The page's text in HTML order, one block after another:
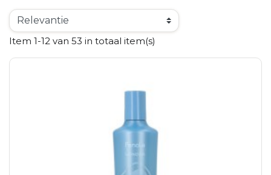
Item 1-12 van 53 in totaal item(s)